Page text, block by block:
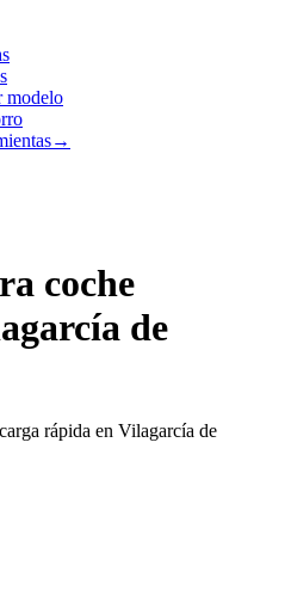
modelo
→
coche
de
rápida en Vilagarcía de